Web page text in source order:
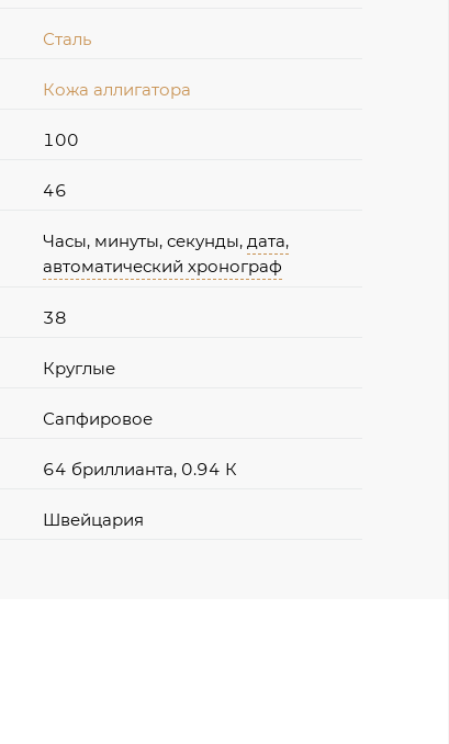
Сталь
Кожа аллигатора
100
46
Часы, минуты, секунды, дата,
автоматический хронограф
38
Круглые
Сапфировое
64 бриллианта, 0.94 К
Швейцария